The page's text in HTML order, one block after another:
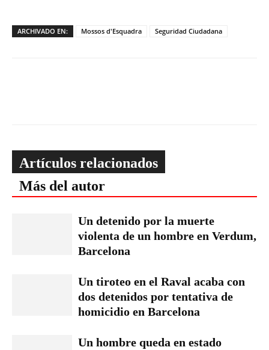
ARCHIVADO EN: Mossos d'Esquadra Seguridad Ciudadana
Artículos relacionados
Más del autor
Un detenido por la muerte
violenta de un hombre en Verdum,
Barcelona
Un tiroteo en el Raval acaba con
dos detenidos por tentativa de
homicidio en Barcelona
Un hombre queda en estado